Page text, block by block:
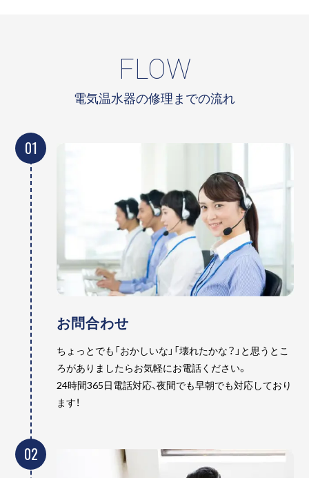
FLOW
電気温水器の修理までの流れ
01
お問合わせ
ちょっとでも「おかしいな」「壊れたかな？」と思うとこ
ろがありましたらお気軽にお電話ください。
24時間365日電話対応、夜間でも早朝でも対応しており
ます！
02